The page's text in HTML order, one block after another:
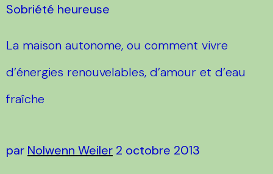
Sobriété heureuse
La maison autonome, ou comment vivre
d’énergies renouvelables, d’amour et d’eau
fraîche
par Nolwenn Weiler 2 octobre 2013